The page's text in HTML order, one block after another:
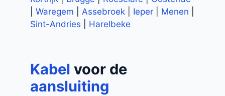
Waregem Assebroek Ieper Menen
Sint-Andries
Harelbeke
Kabel voor de
aansluiting